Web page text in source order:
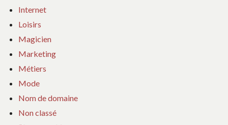
Internet
Loisirs
Magicien
Marketing
Métiers
Mode
Nom de domaine
Non classé